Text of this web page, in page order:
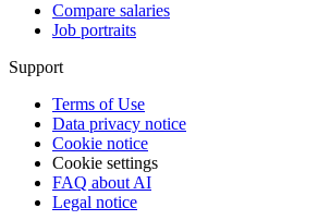
Compare salaries
Job portraits
Support
Terms of Use
Data privacy notice
Cookie notice
Cookie settings
FAQ about AI
Legal notice